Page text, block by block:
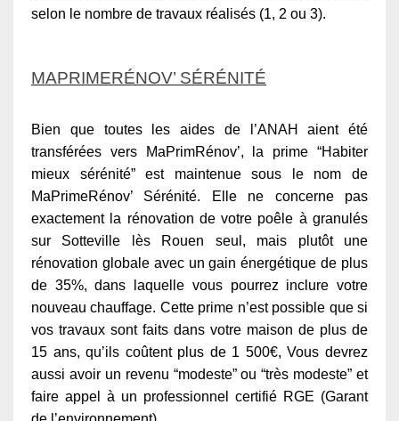
selon le nombre de travaux réalisés (1, 2 ou 3).
MAPRIMERÉNOV’ SÉRÉNITÉ
Bien que toutes les aides de l’ANAH aient été
transférées vers MaPrimRénov’, la prime “Habiter
mieux sérénité” est maintenue sous le nom de
MaPrimeRénov’ Sérénité. Elle ne concerne pas
exactement la rénovation de votre poêle à granulés
sur Sotteville lès Rouen seul, mais plutôt une
rénovation globale avec un gain énergétique de plus
de 35%, dans laquelle vous pourrez inclure votre
nouveau chauffage. Cette prime n’est possible que si
vos travaux sont faits dans votre maison de plus de
15 ans, qu’ils coûtent plus de 1 500€, Vous devrez
aussi avoir un revenu “modeste” ou “très modeste” et
faire appel à un professionnel certifié RGE (Garant